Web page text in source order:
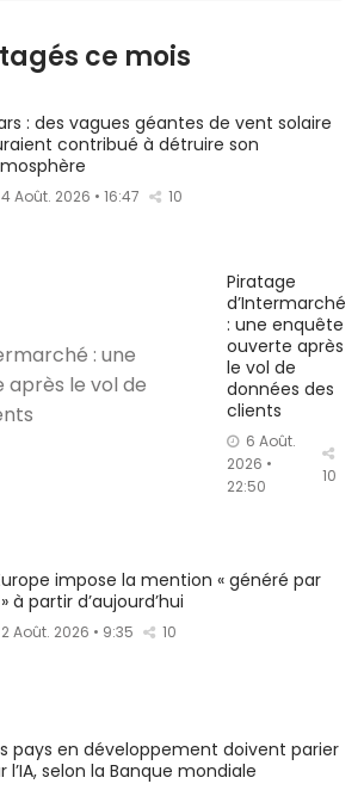
ce mois
: des vagues géantes de vent solaire
contribué à détruire son
4 Août. 2026 • 16:47 10
Piratage
d’Intermarché
: une enquête
ouverte après
le vol de
données des
clients
6 Août.
2026 •
22:50
10
impose la mention « généré par
à partir d’aujourd’hui
2 Août. 2026 • 9:35 10
pays en développement doivent parier
l’IA, selon la Banque mondiale